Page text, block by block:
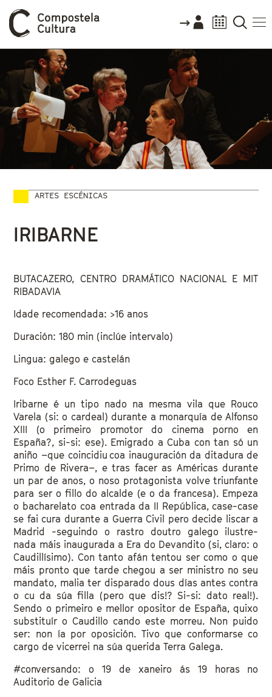
ARTES ESCÉNICAS
Vostede está aquí
IRIBARNE
BUTACAZERO, CENTRO DRAMÁTICO NACIONAL E MIT
RIBADAVIA
Idade recomendada: >16 anos
Duración: 180 min (inclúe intervalo)
Lingua: galego e castelán
Foco Esther F. Carrodeguas
Iribarne é un tipo nado na mesma vila que Rouco
Varela (si: o cardeal) durante a monarquía de Alfonso
XIII (o primeiro promotor do cinema porno en
España?, si-si: ese). Emigrado a Cuba con tan só un
aniño –que coincidiu coa inauguración da ditadura de
Primo de Rivera–, e tras facer as Américas durante
un par de anos, o noso protagonista volve triunfante
para ser o fillo do alcalde (e o da francesa). Empeza
o bacharelato coa entrada da II República, case-case
se fai cura durante a Guerra Civil pero decide liscar a
Madrid -seguindo o rastro doutro galego ilustre-
nada máis inaugurada a Era do Devandito (si, claro: o
Caudillísimo). Con tanto afán tentou ser como o que
máis pronto que tarde chegou a ser ministro no seu
mandato, malia ter disparado dous días antes contra
o cu da súa filla (pero que dis!? Si-si: dato real!).
Sendo o primeiro e mellor opositor de España, quixo
substituír o Caudillo cando este morreu. Non puido
ser: non ía por oposición. Tivo que conformarse co
cargo de vicerrei na súa querida Terra Galega.
#conversando: o 19 de xaneiro ás 19 horas no
Auditorio de Galicia